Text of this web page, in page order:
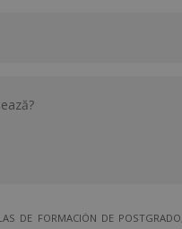
DE FORMACIÓN DE